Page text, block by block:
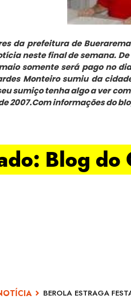
da prefeitura de
neste final de semana.
somente será pago no
Monteiro sumiu da
sumiço tenha algo a ver
2007.Com informações do
Blog do
BEROLA ESTRAGA